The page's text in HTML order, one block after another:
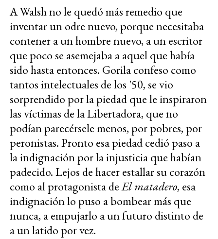
A Walsh no le quedó más remedio que
inventar un odre nuevo, porque necesitaba
contener a un hombre nuevo, a un escritor
que poco se asemejaba a aquel que había
sido hasta entonces. Gorila confeso como
tantos intelectuales de los '50, se vio
sorprendido por la piedad que le inspiraron
las víctimas de la Libertadora, que no
podían parecérsele menos, por pobres, por
peronistas. Pronto esa piedad cedió paso a
la indignación por la injusticia que habían
padecido. Lejos de hacer estallar su corazón
como al protagonista deEl matadero, esa
indignación lo puso a bombear más que
nunca, a empujarlo a un futuro distinto de
a un latido por vez.